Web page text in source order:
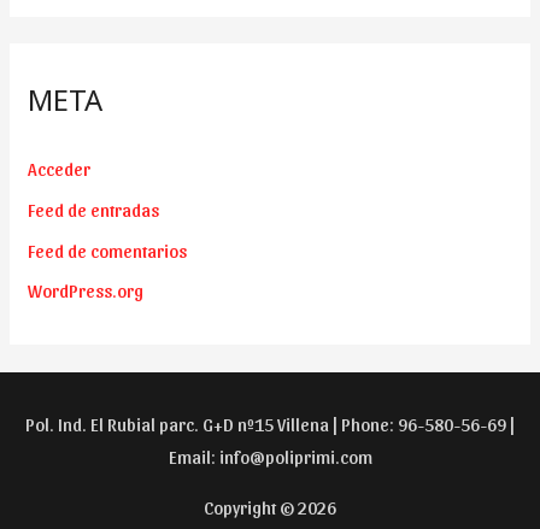
META
Acceder
Feed de entradas
Feed de comentarios
WordPress.org
Pol. Ind. El Rubial parc. G+D nº15 Villena | Phone: 96-580-56-69 |
Email: info@poliprimi.com
Copyright © 2026